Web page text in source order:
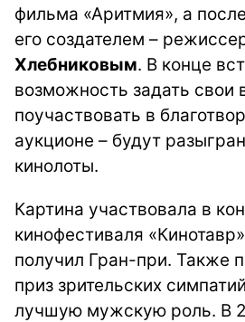
фильма «Аритмия», а
его создателем –
Хлебниковым. В конце
возможность задать свои
поучаствовать в
аукционе – будут
кинолоты.
Картина участвовала в
кинофестиваля
получил Гран-при. Также
приз зрительских
лучшую мужскую роль. В